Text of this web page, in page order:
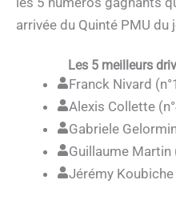
arrivée du Quinté PMU du
Les 5 meilleurs
Franck Nivard
Alexis Collette
Gabriele
Guillaume Martin
Jérémy